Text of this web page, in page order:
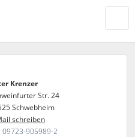
Krenzer
Str. 24
Schwebheim
schreiben
09723-905989-2